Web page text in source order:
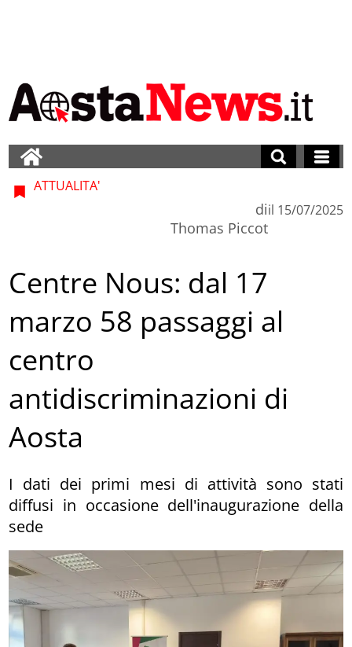
ATTUALITA'
di
Thomas Piccot
il 15/07/2025
Centre Nous: dal 17
marzo 58 passaggi al
centro
antidiscriminazioni di
Aosta
I dati dei primi mesi di attività sono stati
diffusi in occasione dell'inaugurazione della
sede